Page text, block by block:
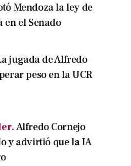
Mendoza la ley de
el Senado
jugada de Alfredo
peso en la UCR
Alfredo Cornejo
y advirtió que la IA